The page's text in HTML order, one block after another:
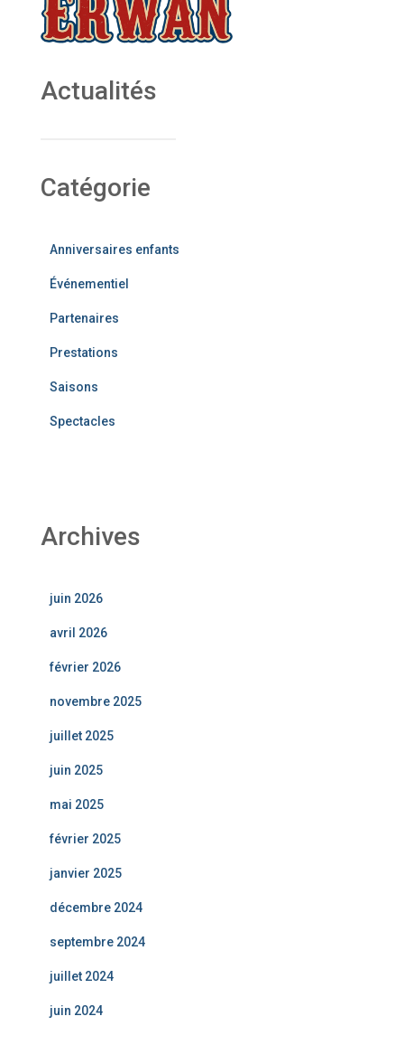
Actualités
Catégorie
Anniversaires enfants
Événementiel
Partenaires
Prestations
Saisons
Spectacles
Archives
juin 2026
avril 2026
février 2026
novembre 2025
juillet 2025
juin 2025
mai 2025
février 2025
janvier 2025
décembre 2024
septembre 2024
juillet 2024
juin 2024